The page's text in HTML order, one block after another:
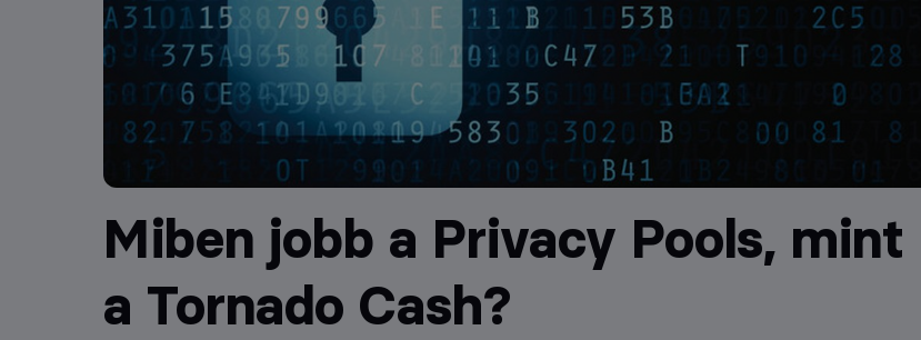
Miben jobb a Privacy Pools, mint
a Tornado Cash?